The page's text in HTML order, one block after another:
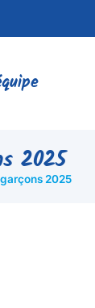
2025
2025